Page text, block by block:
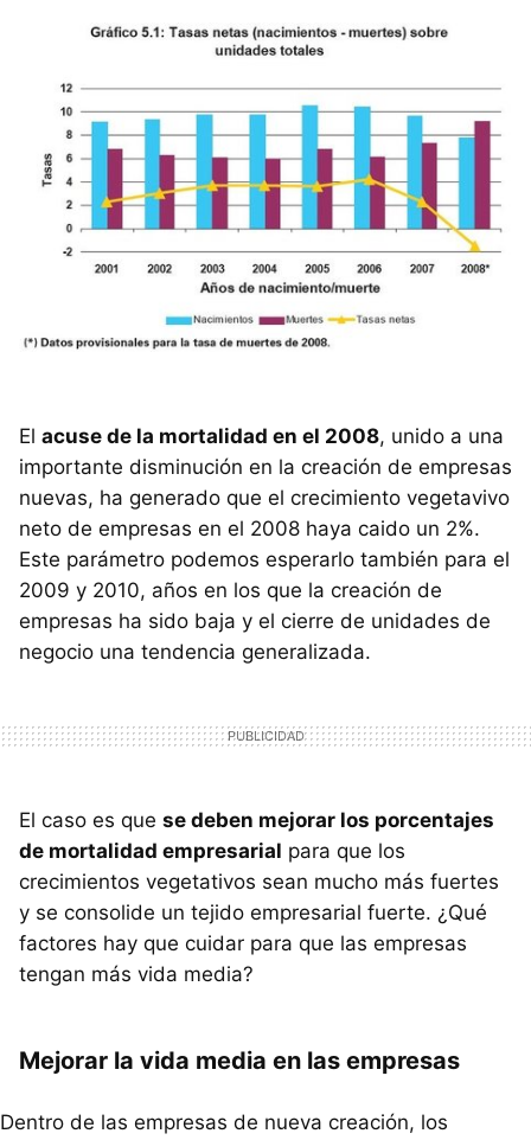
El acuse de la mortalidad en el 2008, unido a una
importante disminución en la creación de empresas
nuevas, ha generado que el crecimiento vegetavivo
neto de empresas en el 2008 haya caido un 2%.
Este parámetro podemos esperarlo también para el
2009 y 2010, años en los que la creación de
empresas ha sido baja y el cierre de unidades de
negocio una tendencia generalizada.
El caso es que se deben mejorar los porcentajes
de mortalidad empresarial para que los
crecimientos vegetativos sean mucho más fuertes
y se consolide un tejido empresarial fuerte. ¿Qué
factores hay que cuidar para que las empresas
tengan más vida media?
Mejorar la vida media en las empresas
Dentro de las empresas de nueva creación, los